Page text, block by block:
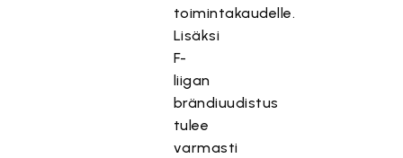
toimintakaudelle.
Lisäksi
F-
liigan
brändiuudistus
tulee
varmasti